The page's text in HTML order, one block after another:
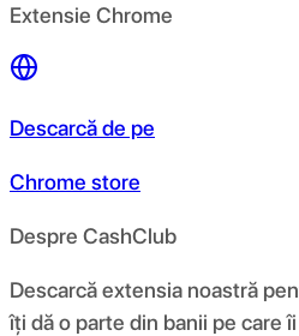
Extensie Chrome
Descarcă de pe
Chrome store
Despre CashClub
Descarcă extensia noastră
îți dă o parte din banii pe care